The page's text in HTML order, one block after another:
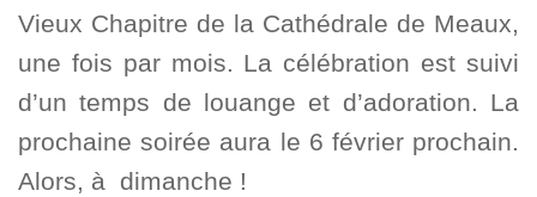
Vieux Chapitre de la Cathédrale de Meaux,
une fois par mois. La célébration est suivi
d’un temps de louange et d’adoration. La
prochaine soirée aura le 6 février prochain.
Alors, à dimanche !